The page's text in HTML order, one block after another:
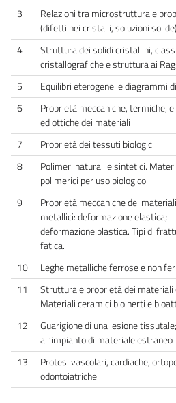
3
Relazioni tra microstruttura e
(difetti nei cristalli, soluzioni solide)
4
Struttura dei solidi cristallini, classi
cristallografiche e struttura ai
5
Equilibri eterogenei e diagrammi
6
Proprietà meccaniche, termiche,
ed ottiche dei materiali
7
Proprietà dei tessuti biologici
8
Polimeri naturali e sintetici.
polimerici per uso biologico
9
Proprietà meccaniche dei materiali
metallici: deformazione elastica;
deformazione plastica. Tipi di
fatica.
10
Leghe metalliche ferrose e non
11
Struttura e proprietà dei materiali
Materiali ceramici bioinerti e
12
Guarigione di una lesione
all’impianto di materiale estraneo
13
Protesi vascolari, cardiache,
odontoiatriche